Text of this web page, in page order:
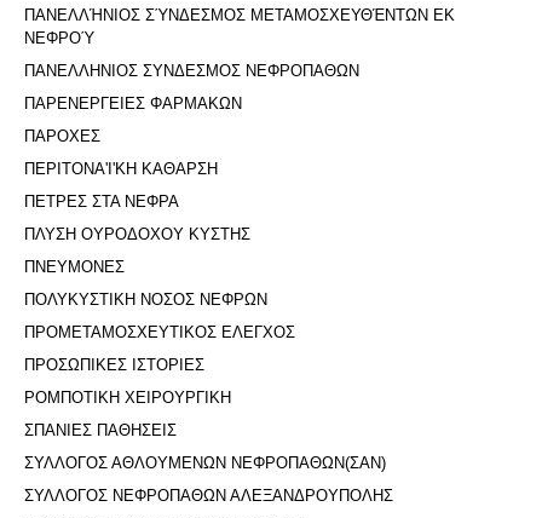
ΠΑΝΕΛΛΉΝΙΟΣ ΣΎΝΔΕΣΜΟΣ ΜΕΤΑΜΟΣΧΕΥΘΈΝΤΩΝ ΕΚ
ΝΕΦΡΟΎ
ΠΑΝΕΛΛΗΝΙΟΣ ΣΥΝΔΕΣΜΟΣ ΝΕΦΡΟΠΑΘΩΝ
ΠΑΡΕΝΕΡΓΕΙΕΣ ΦΑΡΜΑΚΩΝ
ΠΑΡΟΧΕΣ
ΠΕΡΙΤΟΝΑ'I'ΚΗ ΚΑΘΑΡΣΗ
ΠΕΤΡΕΣ ΣΤΑ ΝΕΦΡΑ
ΠΛΥΣΗ ΟΥΡΟΔΟΧΟΥ ΚΥΣΤΗΣ
ΠΝΕΥΜΟΝΕΣ
ΠΟΛΥΚΥΣΤΙΚΗ ΝΟΣΟΣ ΝΕΦΡΩΝ
ΠΡΟΜΕΤΑΜΟΣΧΕΥΤΙΚΟΣ ΕΛΕΓΧΟΣ
ΠΡΟΣΩΠΙΚΕΣ ΙΣΤΟΡΙΕΣ
ΡΟΜΠΟΤΙΚΗ ΧΕΙΡΟΥΡΓΙΚΗ
ΣΠΑΝΙΕΣ ΠΑΘΗΣΕΙΣ
ΣΥΛΛΟΓΟΣ ΑΘΛΟΥΜΕΝΩΝ ΝΕΦΡΟΠΑΘΩΝ(ΣΑΝ)
ΣΥΛΛΟΓΟΣ ΝΕΦΡΟΠΑΘΩΝ ΑΛΕΞΑΝΔΡΟΥΠΟΛΗΣ